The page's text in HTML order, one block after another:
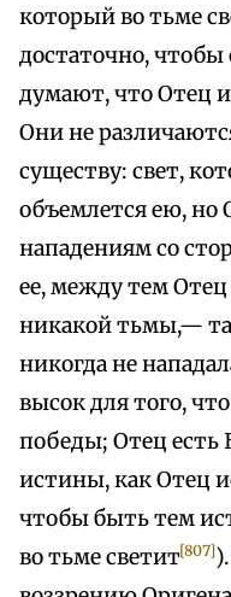
который во тьме
достаточно, чтобы
думают, что Отец
Они не
существу: свет,
объемлется ею, но
нападениям со
ее, между тем Отец
никакой тьмы,—
никогда не
высок для того,
победы; Отец
истины, как Отец
чтобы быть тем
во тьме светит[807]